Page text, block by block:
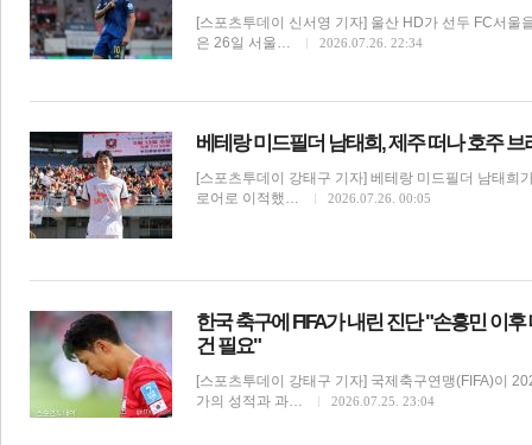
[스포츠투데이 신서영 기자] 울산 HD가 선두 FC서울
은 26일 서울…
2026.07.26. 22:34
베테랑 미드필더 남태희, 제주 떠나 호주
[스포츠투데이 강태구 기자] 베테랑 미드필더 남태희
로어로 이적했…
2026.07.26. 00:05
한국 축구에 FIFA가 내린 진단 "손흥민 이
건 필요"
[스포츠투데이 강태구 기자] 국제축구연맹(FIFA)이
가의 성적과 과…
2026.07.25. 23:04